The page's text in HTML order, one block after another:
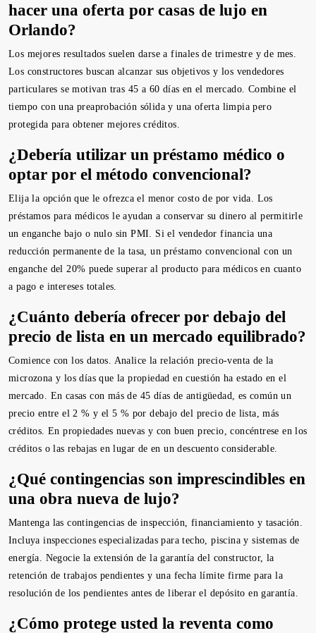
hacer una oferta por casas de lujo en
Orlando?
Los mejores resultados suelen darse a finales de trimestre y de mes.
Los constructores buscan alcanzar sus objetivos y los vendedores
particulares se motivan tras 45 a 60 días en el mercado. Combine el
tiempo con una preaprobación sólida y una oferta limpia pero
protegida para obtener mejores créditos.
¿Debería utilizar un préstamo médico o
optar por el método convencional?
Elija la opción que le ofrezca el menor costo de por vida. Los
préstamos para médicos le ayudan a conservar su dinero al permitirle
un enganche bajo o nulo sin PMI. Si el vendedor financia una
reducción permanente de la tasa, un préstamo convencional con un
enganche del 20% puede superar al producto para médicos en cuanto
a pago e intereses totales.
¿Cuánto debería ofrecer por debajo del
precio de lista en un mercado equilibrado?
Comience con los datos. Analice la relación precio-venta de la
microzona y los días que la propiedad en cuestión ha estado en el
mercado. En casas con más de 45 días de antigüedad, es común un
precio entre el 2 % y el 5 % por debajo del precio de lista, más
créditos. En propiedades nuevas y con buen precio, concéntrese en los
créditos o las rebajas en lugar de en un descuento considerable.
¿Qué contingencias son imprescindibles en
una obra nueva de lujo?
Mantenga las contingencias de inspección, financiamiento y tasación.
Incluya inspecciones especializadas para techo, piscina y sistemas de
energía. Negocie la extensión de la garantía del constructor, la
retención de trabajos pendientes y una fecha límite firme para la
resolución de los pendientes antes de liberar el depósito en garantía.
¿Cómo protege usted la reventa como